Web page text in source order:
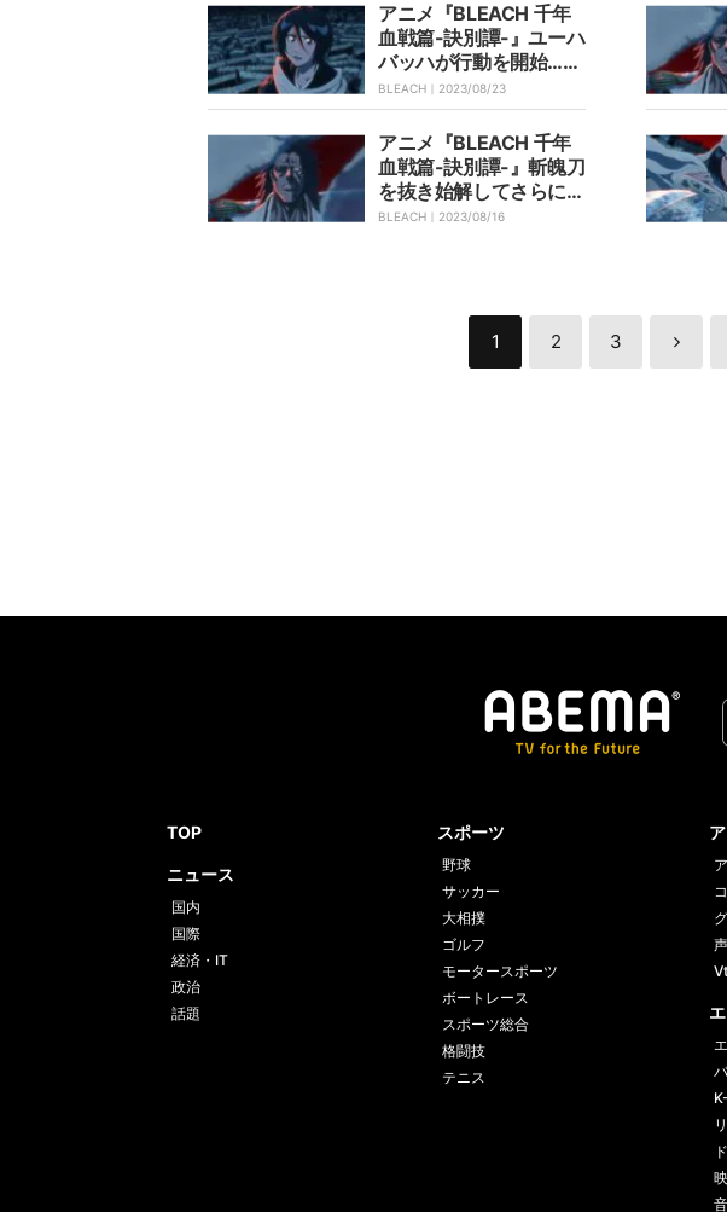
アニメ『BLEACH 千年
血戦篇-訣別譚-』ユーハ
バッハが行動を開始…第
21話あらすじと先行カ
ット公開
BLEACH｜ 2023/08/23
アニメ『BLEACH 千年
血戦篇-訣別譚-』斬魄刀
を抜き始解してさらに攻
撃を仕掛ける…第20話
BLEACH｜ 2023/08/16
1 2 3
TOP
ニュース
国内
国際
経済・IT
政治
話題
スポーツ
野球
サッカー
大相撲
ゴルフ
モータースポーツ
ボートレース
スポーツ総合
格闘技
テニス